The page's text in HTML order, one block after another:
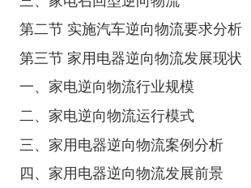
第二节 实施汽车逆向物流要求分析
第三节 家用电器逆向物流发展现状
一、家电逆向物流行业规模
二、家电逆向物流运行模式
三、家用电器逆向物流案例分析
四、家用电器逆向物流发展前景